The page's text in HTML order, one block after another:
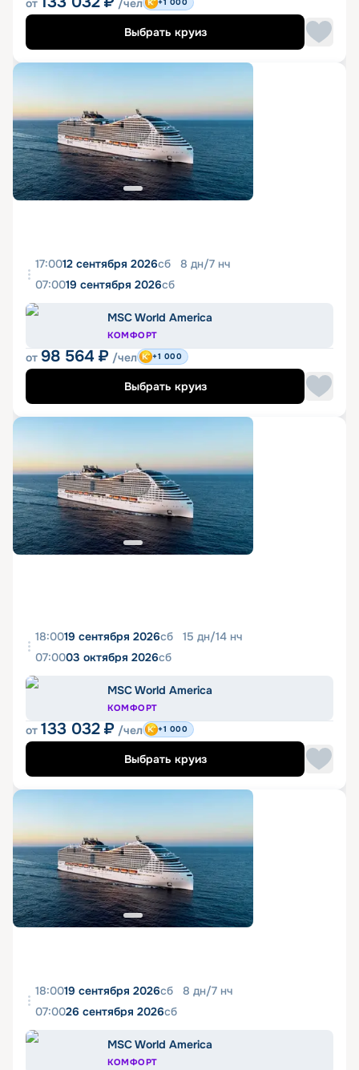
от /чел +1 000
Выбрать круиз
17:0012 сентября 2026сб 8 дн/7 нч
07:0019 сентября 2026сб
MSC World America
КОМФОРТ
от 98 564 ₽ /чел +1 000
Выбрать круиз
18:0019 сентября 2026сб 15 дн/14 нч
07:0003 октября 2026сб
MSC World America
КОМФОРТ
от 133 032 ₽ /чел +1 000
Выбрать круиз
18:0019 сентября 2026сб 8 дн/7 нч
07:0026 сентября 2026сб
MSC World America
КОМФОРТ